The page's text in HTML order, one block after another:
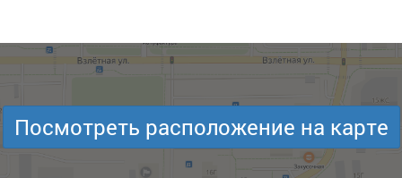
Посмотреть расположение на карте